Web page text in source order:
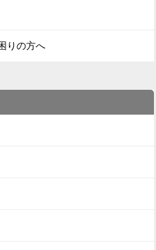
りの方へ